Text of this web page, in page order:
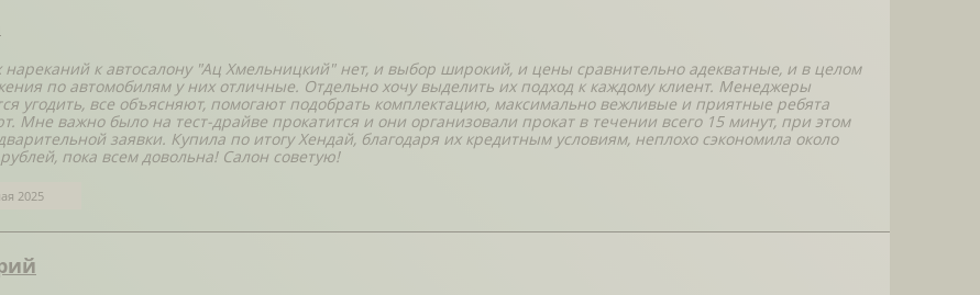
нареканий к автосалону "Ац Хмельницкий" нет, и выбор широкий, и цены сравнительно адекватные, и в целом
по автомобилям у них отличные. Отдельно хочу выделить их подход к каждому клиент. Менеджеры
угодить, все объясняют, помогают подобрать комплектацию, максимально вежливые и приятные ребята
Мне важно было на тест-драйве прокатится и они организовали прокат в течении всего 15 минут, при этом
заявки. Купила по итогу Хендай, благодаря их кредитным условиям, неплохо сэкономила около
пока всем довольна! Салон советую!
2025